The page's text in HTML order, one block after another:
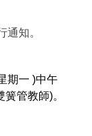
通知。
期一 )中午
簧管教師)。